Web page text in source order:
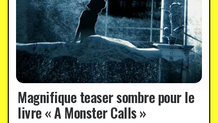
Magnifique teaser sombre pour le
livre « A Monster Calls »